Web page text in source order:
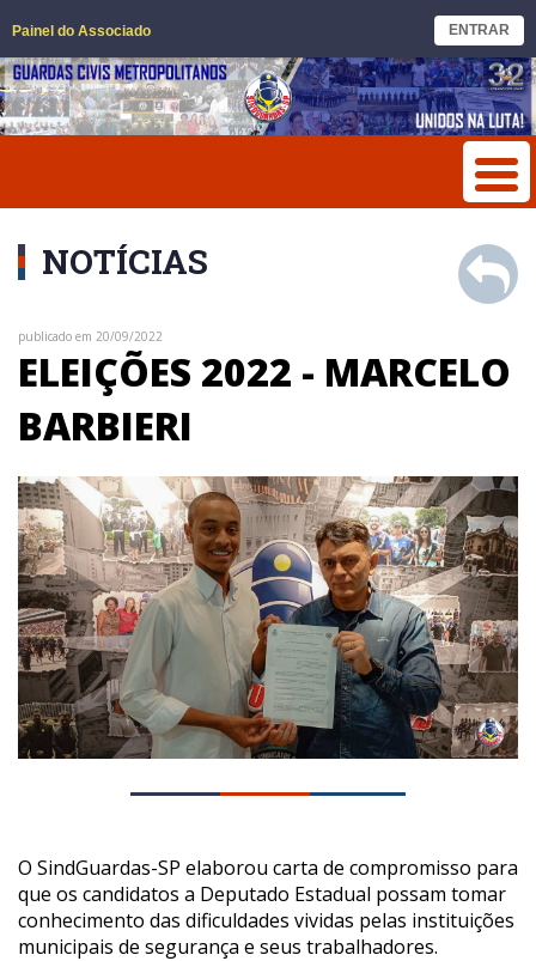
Painel do Associado ENTRAR
NOTÍCIAS
publicado em 20/09/2022
ELEIÇÕES 2022 - MARCELO
BARBIERI
O SindGuardas-SP elaborou carta de compromisso para
que os candidatos a Deputado Estadual possam tomar
conhecimento das dificuldades vividas pelas instituições
municipais de segurança e seus trabalhadores.